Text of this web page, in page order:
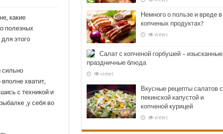
какие
полезных
этого
сильно
хватит,
с техникой и
,у себя во
Немного о пользе и вреде в
копченых продуктах?
views
Салат с копченой горбушей – изысканные
праздничные блюда
views
Вкусные рецепты салатов с
пекинской капустой и
копченой курицей
views